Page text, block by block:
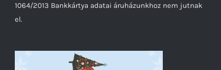
1064/2013 Bankkártya adatai áruházunkhoz nem jutnak
el.